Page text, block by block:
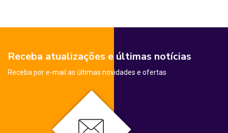
Receba atualizações e últimas notícias
Receba por e-mail as últimas novidades e ofertas